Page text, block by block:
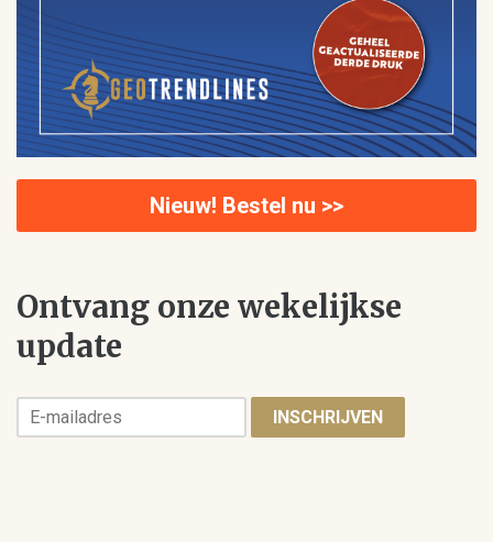
Nieuw! Bestel nu >>
Ontvang onze wekelijkse
update
INSCHRIJVEN